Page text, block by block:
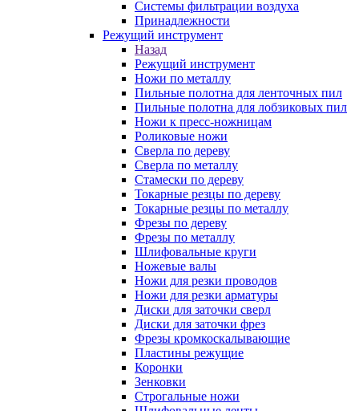
Системы фильтрации воздуха
Принадлежности
Режущий инструмент
Назад
Режущий инструмент
Ножи по металлу
Пильные полотна для ленточных пил
Пильные полотна для лобзиковых пил
Ножи к пресс-ножницам
Роликовые ножи
Сверла по дереву
Сверла по металлу
Стамески по дереву
Токарные резцы по дереву
Токарные резцы по металлу
Фрезы по дереву
Фрезы по металлу
Шлифовальные круги
Ножевые валы
Ножи для резки проводов
Ножи для резки арматуры
Диски для заточки сверл
Диски для заточки фрез
Фрезы кромкоскалывающие
Пластины режущие
Коронки
Зенковки
Строгальные ножи